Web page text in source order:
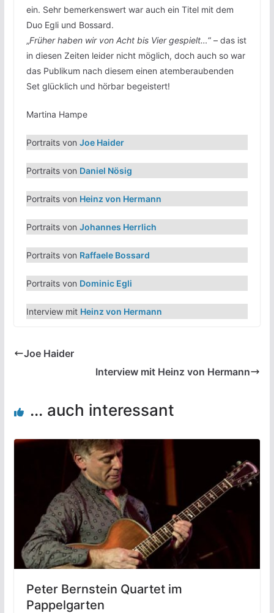
ein. Sehr bemerkenswert war auch ein Titel mit dem
Duo Egli und Bossard.
„Früher haben wir von Acht bis Vier gespielt…“ – das ist
in diesen Zeiten leider nicht möglich, doch auch so war
das Publikum nach diesem einen atemberaubenden
Set glücklich und hörbar begeistert!
Martina Hampe
Portraits von Joe Haider
Portraits von Daniel Nösig
Portraits von Heinz von Hermann
Portraits von Johannes Herrlich
Portraits von Raffaele Bossard
Portraits von Dominic Egli
Interview mit Heinz von Hermann
Joe Haider
Interview mit Heinz von Hermann
... auch interessant
Peter Bernstein Quartet im
Pappelgarten